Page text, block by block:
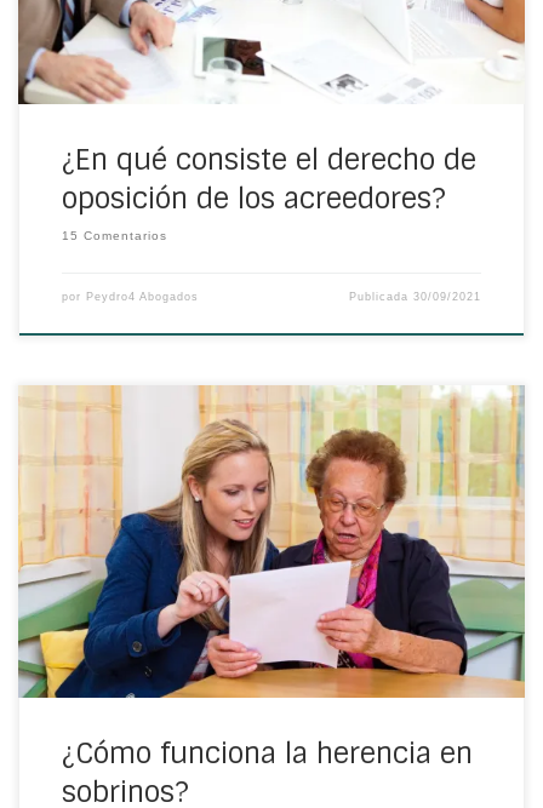
¿En qué consiste el derecho de
oposición de los acreedores?
15 Comentarios
por Peydro4 Abogados Publicada30/09/2021
Las herencias pueden parecer complejas y, aunque
cuando son los hijos los que heredan todo parece más
sencillo, lo cierto es que hay más opciones. Por ejemplo,
la herencia en sobrinos. Si este puede ser tu caso te
contamos los aspectos que debes conocer.
¿Cómo funciona la herencia en
sobrinos?